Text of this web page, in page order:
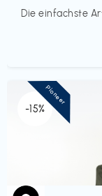
Die einfachste
-15%
Pioneer